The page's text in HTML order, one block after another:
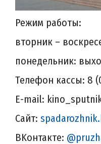
Режим работы:
вторник –
понедельник:
Телефон кассы: 8
E-mail:
Сайт:
BKонтакте: